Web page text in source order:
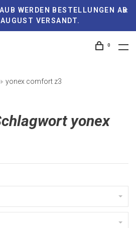
WERDEN BESTELLUNGEN AB
VERSANDT.
0
yonex comfort z3
yonex